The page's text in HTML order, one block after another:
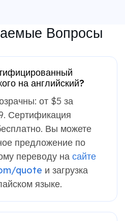
Вопросы
на английский?
от $5 за
Сертификация
Вы можете
предложение по
переводу на сайте
quote и загрузка
языке.